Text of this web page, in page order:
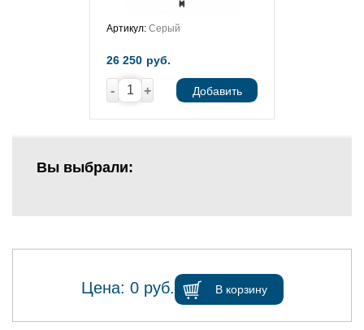
Артикул: Серый
26 250 руб.
- + Добавить
Вы выбрали:
Цена: 0руб. В корзину